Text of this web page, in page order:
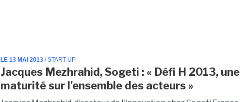
LE 13 MAI 2013 / START-UP
Jacques Mezhrahid, Sogeti : « Défi H 2013, une
maturité sur l'ensemble des acteurs »